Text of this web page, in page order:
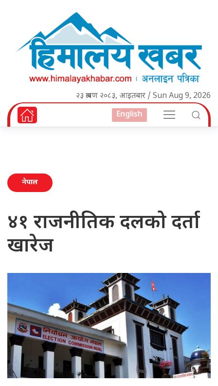
२३ श्रावण २०८३, आइतबार / Sun Aug 9, 2026
English
नेपाल
४१ राजनीतिक दलको दर्ता
खारेज